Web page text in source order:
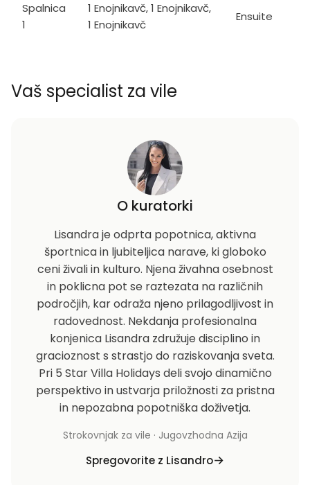
Spalnica
1
1 Enojnikavč, 1 Enojnikavč,
1 Enojnikavč
Ensuite
Vaš specialist za vile
O kuratorki
Lisandra je odprta popotnica, aktivna
športnica in ljubiteljica narave, ki globoko
ceni živali in kulturo. Njena živahna osebnost
in poklicna pot se raztezata na različnih
področjih, kar odraža njeno prilagodljivost in
radovednost. Nekdanja profesionalna
konjenica Lisandra združuje disciplino in
gracioznost s strastjo do raziskovanja sveta.
Pri 5 Star Villa Holidays deli svojo dinamično
perspektivo in ustvarja priložnosti za pristna
in nepozabna popotniška doživetja.
Strokovnjak za vile · Jugovzhodna Azija
Spregovorite z Lisandro